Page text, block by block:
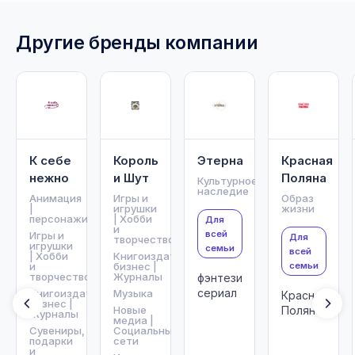
Другие бренды компании
К себе
нежно
Анимация
персонажи
Игры и
игрушки
| Хобби
и
творчество
Книгоиздательский
бизнес |
Журналы
Сувениры,
подарки
и
Король
и Шут
Игры и
игрушки
| Хобби
и
творчество
Книгоиздательский
бизнес |
Журналы
Музыка
Новые
медиа |
Социальные
сети
Этерна
Культурное
наследие
Для
всей
семьи
фэнтези-
сериал
Красная
Поляна
Образ
жизни
Для
всей
семьи
Красная
Поляна